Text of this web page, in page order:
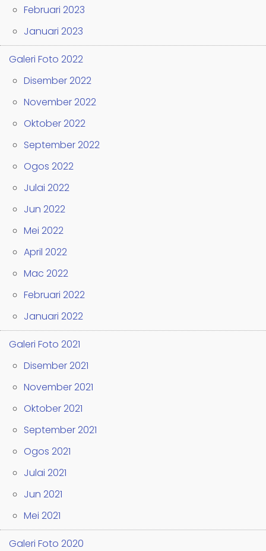
Februari 2023
Januari 2023
Galeri Foto 2022
Disember 2022
November 2022
Oktober 2022
September 2022
Ogos 2022
Julai 2022
Jun 2022
Mei 2022
April 2022
Mac 2022
Februari 2022
Januari 2022
Galeri Foto 2021
Disember 2021
November 2021
Oktober 2021
September 2021
Ogos 2021
Julai 2021
Jun 2021
Mei 2021
Galeri Foto 2020